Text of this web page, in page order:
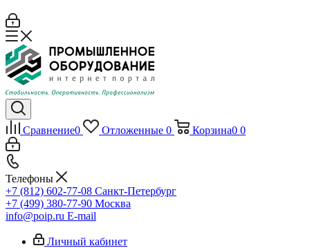
Сравнение0 Отложенные 0 Корзина0 0
Телефоны
+7 (812) 602-77-08 Санкт-Петербург
+7 (499) 380-77-90 Москва
info@poip.ru E-mail
Личный кабинет